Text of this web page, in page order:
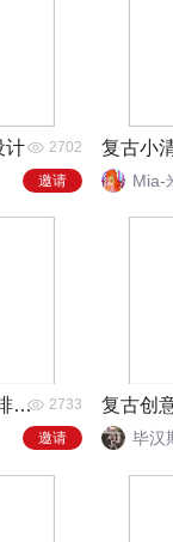
计 2702
邀请 Mia-
扁平极简插画咖啡包装设计 2733
邀请 毕汉